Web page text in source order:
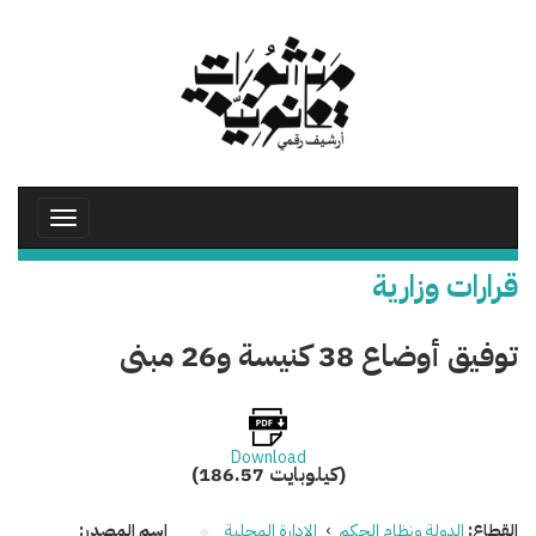
Toggle
قرارات وزارية
توفيق أوضاع 38 كنيسة و26 مبنى
Download
(186.57 كيلوبايت)
القطاع: الدولة ونظام الحكم › الإدارة المحلية اسم المصدر: